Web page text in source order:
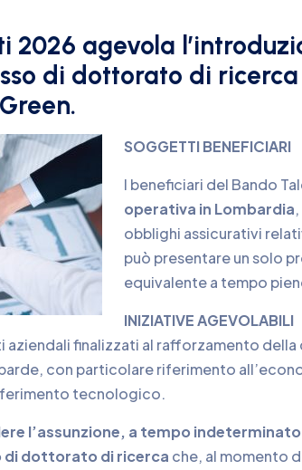
2026 agevola
di dottorato di
SOGGETTI BENEFICIARI
I beneficiari del Bando
operativa in Lombardia
obblighi assicurativi
può presentare un solo
equivalente a tempo
INIZIATIVE AGEVOLABILI
finalizzati al rafforzamento
con particolare riferimento
tecnologico.
l’assunzione, a tempo
di dottorato di ricerca che, al momento